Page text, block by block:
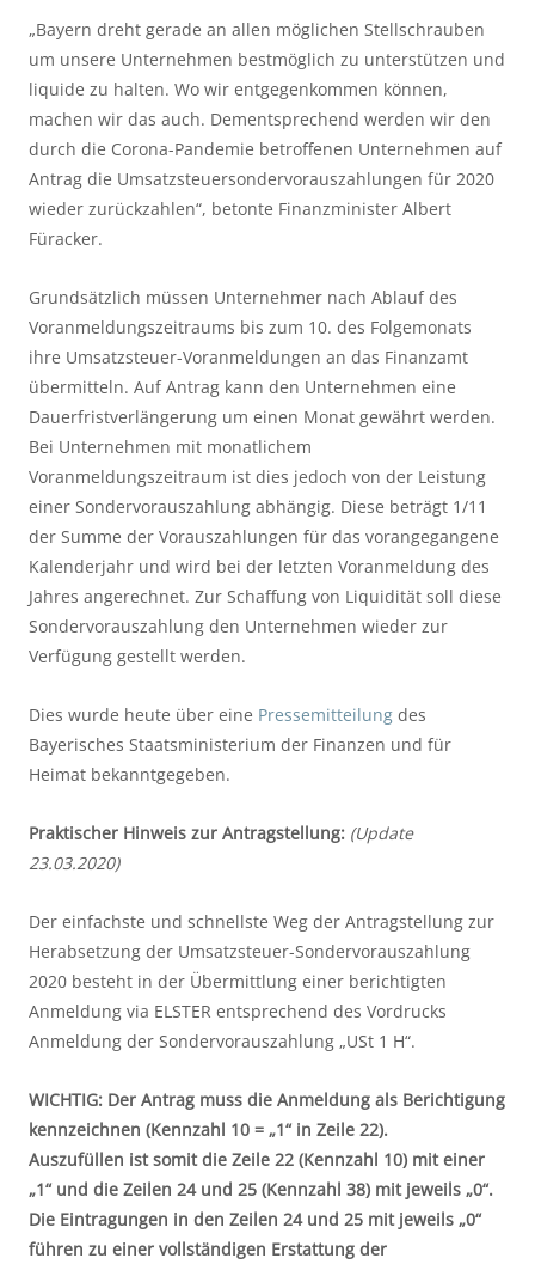
„Bayern dreht gerade an allen möglichen Stellschrauben
um unsere Unternehmen bestmöglich zu unterstützen und
liquide zu halten. Wo wir entgegenkommen können,
machen wir das auch. Dementsprechend werden wir den
durch die Corona-Pandemie betroffenen Unternehmen auf
Antrag die Umsatzsteuersondervorauszahlungen für 2020
wieder zurückzahlen“, betonte Finanzminister Albert
Füracker.
Grundsätzlich müssen Unternehmer nach Ablauf des
Voranmeldungszeitraums bis zum 10. des Folgemonats
ihre Umsatzsteuer-Voranmeldungen an das Finanzamt
übermitteln. Auf Antrag kann den Unternehmen eine
Dauerfristverlängerung um einen Monat gewährt werden.
Bei Unternehmen mit monatlichem
Voranmeldungszeitraum ist dies jedoch von der Leistung
einer Sondervorauszahlung abhängig. Diese beträgt 1/11
der Summe der Vorauszahlungen für das vorangegangene
Kalenderjahr und wird bei der letzten Voranmeldung des
Jahres angerechnet. Zur Schaffung von Liquidität soll diese
Sondervorauszahlung den Unternehmen wieder zur
Verfügung gestellt werden.
Dies wurde heute über eine Pressemitteilung des
Bayerisches Staatsministerium der Finanzen und für
Heimat bekanntgegeben.
Praktischer Hinweis zur Antragstellung: (Update
23.03.2020)
Der einfachste und schnellste Weg der Antragstellung zur
Herabsetzung der Umsatzsteuer-Sondervorauszahlung
2020 besteht in der Übermittlung einer berichtigten
Anmeldung via ELSTER entsprechend des Vordrucks
Anmeldung der Sondervorauszahlung „USt 1 H“.
WICHTIG: Der Antrag muss die Anmeldung als Berichtigung
kennzeichnen (Kennzahl 10 = „1“ in Zeile 22).
Auszufüllen ist somit die Zeile 22 (Kennzahl 10) mit einer
„1“ und die Zeilen 24 und 25 (Kennzahl 38) mit jeweils „0“.
Die Eintragungen in den Zeilen 24 und 25 mit jeweils „0“
führen zu einer vollständigen Erstattung der